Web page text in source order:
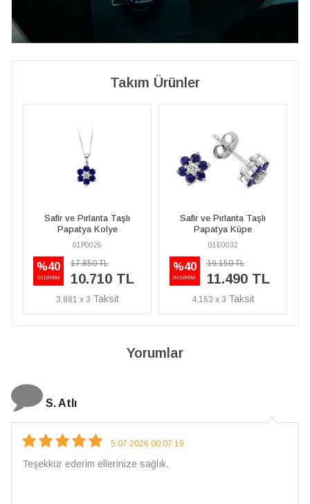
Takım Ürünler
Safir ve Pırlanta Taşlı
Papatya Küpe
01E0032
%40
İNDİRİM
19.150 TL
11.490 TL
4.163 x 3
Safir ve Pırlanta Taşlı
Papatya Kolye
01P0026
%40
İNDİRİM
17.850 TL
10.710 TL
3.881 x 3
Yorumlar
N. Elçi
4.08.2026 16:27:03
Çarpıcı ve olağanüstü bir işçilikle hazırlanmış bir mücevher.